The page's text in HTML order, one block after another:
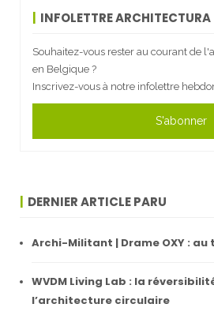
INFOLETTRE ARCHITECTURA
Souhaitez-vous rester au courant de
en Belgique ?
Inscrivez-vous à notre infolettre
S'abonner
DERNIER ARTICLE PARU
Archi-Militant | Drame OXY : au
WVDM Living Lab : la
l’architecture circulaire